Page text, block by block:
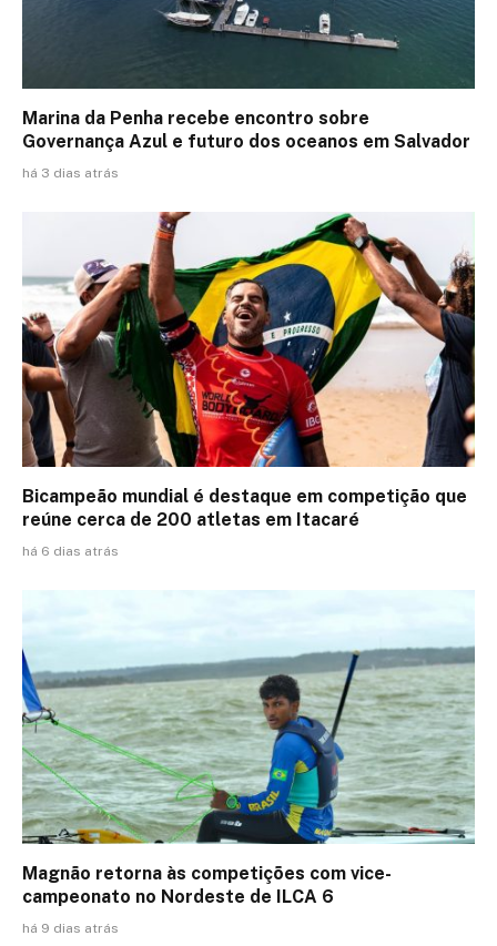
Marina da Penha recebe encontro sobre
Governança Azul e futuro dos oceanos em Salvador
há 3 dias atrás
Bicampeão mundial é destaque em competição que
reúne cerca de 200 atletas em Itacaré
há 6 dias atrás
Magnão retorna às competições com vice-
campeonato no Nordeste de ILCA 6
há 9 dias atrás